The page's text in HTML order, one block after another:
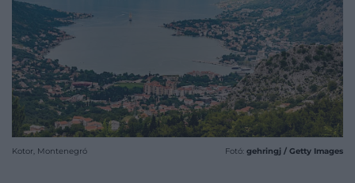
Kotor, Montenegró Fotó: gehringj / Getty Images